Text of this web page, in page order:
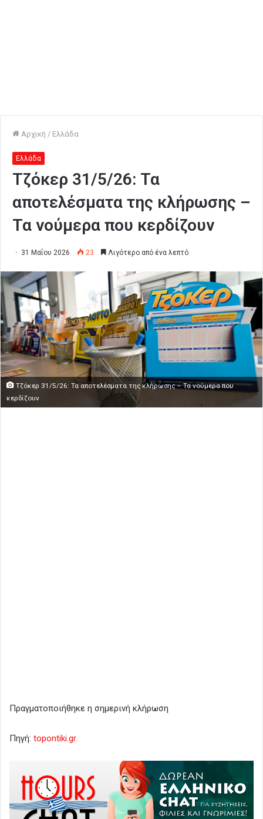
Αρχική / Ελλάδα
Ελλάδα
Τζόκερ 31/5/26: Τα
αποτελέσματα της κλήρωσης –
Τα νούμερα που κερδίζουν
31 Μαΐου 2026 23 Λιγότερο από ένα λεπτό
Τζόκερ 31/5/26: Τα αποτελέσματα της κλήρωσης – Τα νούμερα που
κερδίζουν
Πραγματοποιήθηκε η σημερινή κλήρωση
Πηγή: topontiki.gr